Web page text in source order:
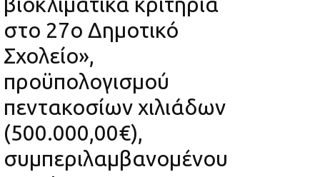
στο 27ο Δημοτικό
Σχολείο»,
προϋπολογισμού
πεντακοσίων χιλιάδων
(500.000,00€),
συμπεριλαμβανομένου